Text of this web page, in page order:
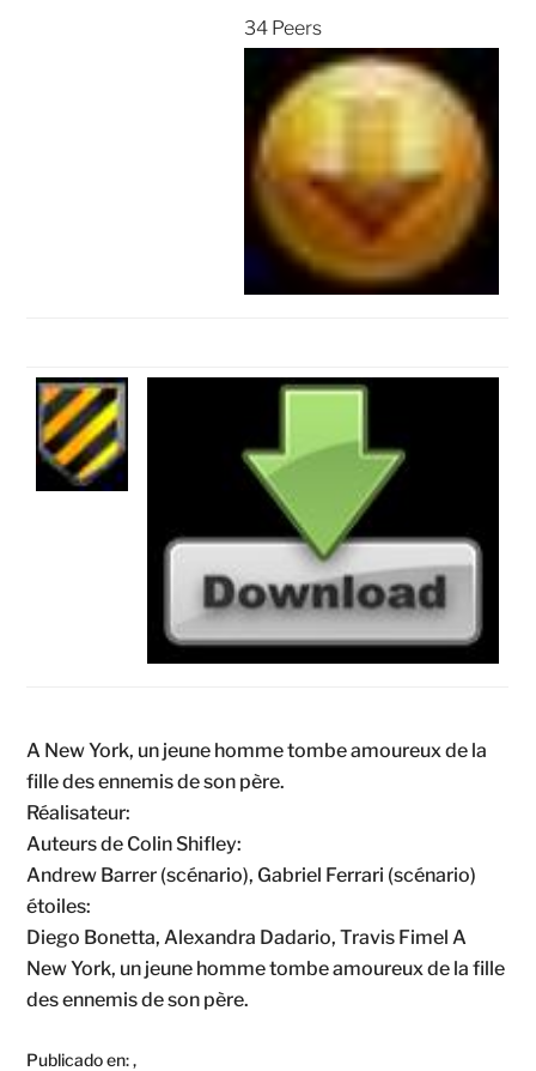
34 Peers
A New York, un jeune homme tombe amoureux de la
fille des ennemis de son père.
Réalisateur:
Auteurs de Colin Shifley:
Andrew Barrer (scénario), Gabriel Ferrari (scénario)
étoiles:
Diego Bonetta, Alexandra Dadario, Travis Fimel A
New York, un jeune homme tombe amoureux de la fille
des ennemis de son père.
Publicado en:,